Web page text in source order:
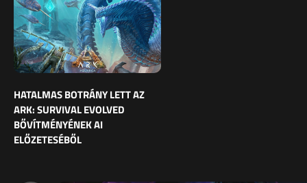
HATALMAS BOTRÁNY LETT AZ
ARK: SURVIVAL EVOLVED
BŐVÍTMÉNYÉNEK AI
ELŐZETESÉBŐL